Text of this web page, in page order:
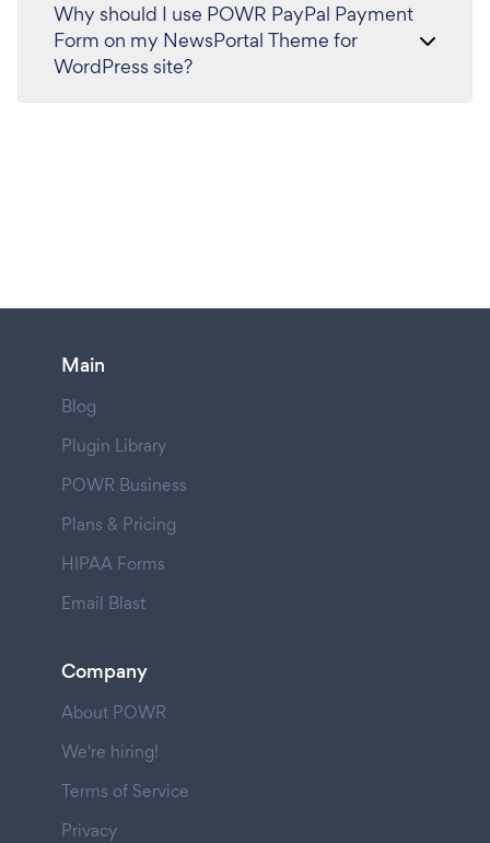
Why should I use POWR PayPal Payment
Form on my NewsPortal Theme for
WordPress site?
Main
Blog
Plugin Library
POWR Business
Plans & Pricing
HIPAA Forms
Email Blast
Company
About POWR
We're hiring!
Terms of Service
Privacy